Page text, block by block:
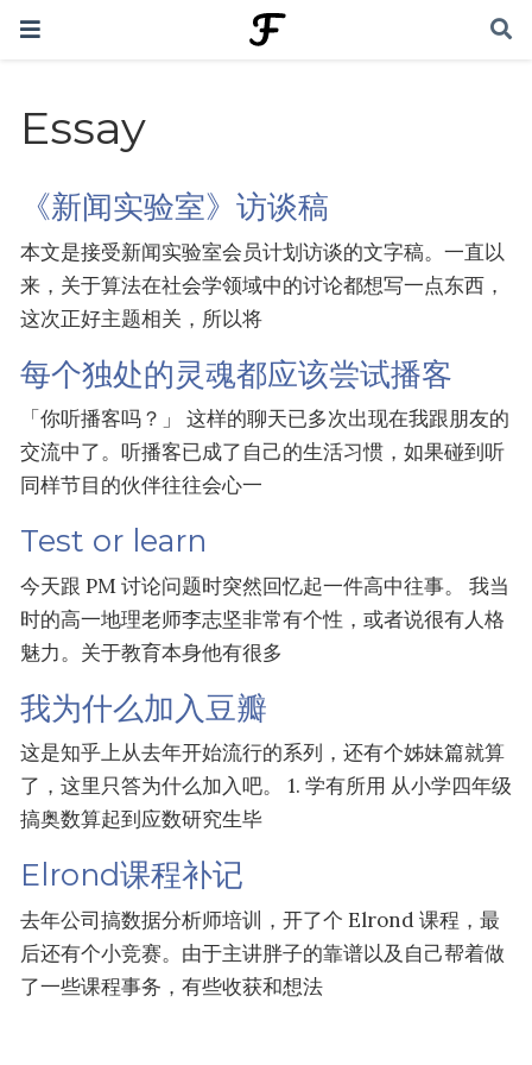
Essay
《新闻实验室》访谈稿
本文是接受新闻实验室会员计划访谈的文字稿。一直以
来，关于算法在社会学领域中的讨论都想写一点东西，
这次正好主题相关，所以将
每个独处的灵魂都应该尝试播客
「你听播客吗？」 这样的聊天已多次出现在我跟朋友的
交流中了。听播客已成了自己的生活习惯，如果碰到听
同样节目的伙伴往往会心一
Test or learn
今天跟 PM 讨论问题时突然回忆起一件高中往事。 我当
时的高一地理老师李志坚非常有个性，或者说很有人格
魅力。关于教育本身他有很多
我为什么加入豆瓣
这是知乎上从去年开始流行的系列，还有个姊妹篇就算
了，这里只答为什么加入吧。 1. 学有所用 从小学四年级
搞奥数算起到应数研究生毕
Elrond课程补记
去年公司搞数据分析师培训，开了个 Elrond 课程，最
后还有个小竞赛。由于主讲胖子的靠谱以及自己帮着做
了一些课程事务，有些收获和想法